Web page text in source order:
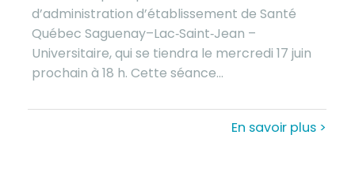
d’administration d’établissement de Santé
Québec Saguenay–Lac‑Saint‑Jean –
Universitaire, qui se tiendra le mercredi 17 juin
prochain à 18 h. Cette séance...
En savoir plus >